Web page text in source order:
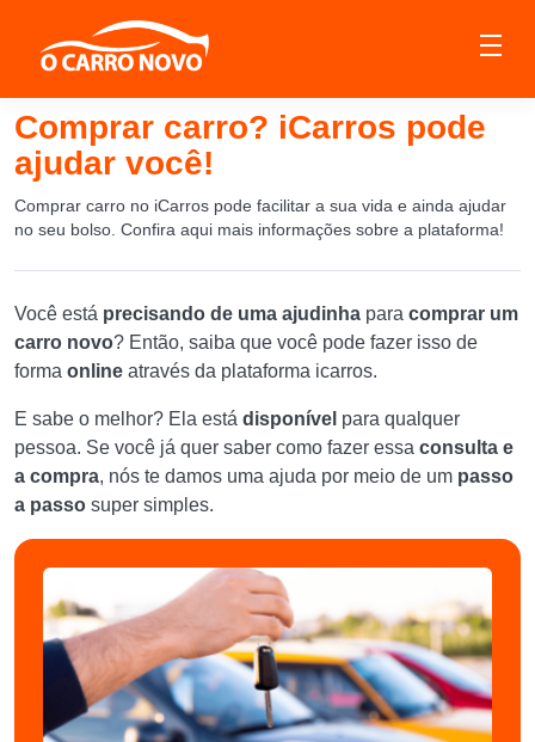
Comprar carro? iCarros pode
ajudar você!
Comprar carro no iCarros pode facilitar a sua vida e ainda ajudar
no seu bolso. Confira aqui mais informações sobre a plataforma!
Você está precisando de uma ajudinha para comprar um
carro novo? Então, saiba que você pode fazer isso de
forma online através da plataforma icarros.
E sabe o melhor? Ela está disponível para qualquer
pessoa. Se você já quer saber como fazer essa consulta e
a compra, nós te damos uma ajuda por meio de um passo
a passo super simples.